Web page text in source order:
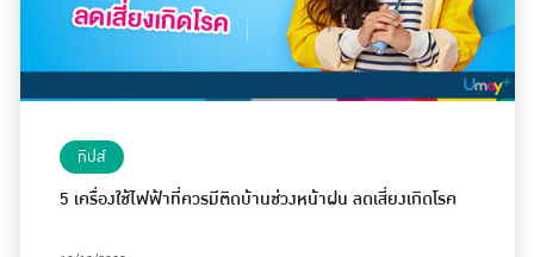
ทิปส์
5 เครื่องใช้ไฟฟ้าที่ควรมีติดบ้านช่วงหน้าฝน ลดเสี่ยงเกิดโรค